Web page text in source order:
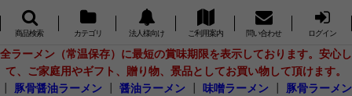
商品検索 カテゴリ 法人様向け ご利用案内 問い合わせ ログイン
全ラーメン（常温保存）に最短の賞味期限を表示しております。安心し
て、ご家庭用やギフト、贈り物、景品としてお買い物して頂けます。
豚骨醤油ラーメン 醤油ラーメン 味噌ラーメン
豚骨ラーメン